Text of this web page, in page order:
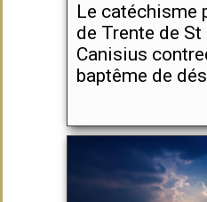
Le catéchisme
de Trente de St
Canisius
baptême de